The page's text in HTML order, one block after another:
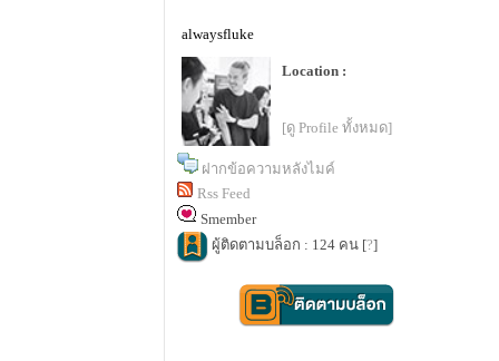
alwaysfluke
Location :
[ดู Profile ทั้งหมด]
ฝากข้อความหลังไมค์
Rss Feed
Smember
ผู้ติดตามบล็อก : 124 คน [?]